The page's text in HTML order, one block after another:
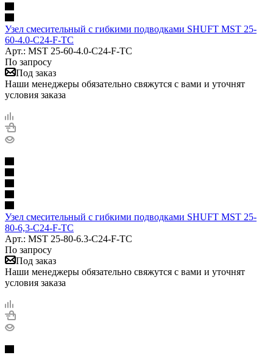
Узел смесительный с гибкими подводками SHUFT MST 25-
60-4.0-C24-F-TC
Арт.: MST 25-60-4.0-C24-F-TC
По запросу
Под заказ
Наши менеджеры обязательно свяжутся с вами и уточнят
условия заказа
Узел смесительный с гибкими подводками SHUFT MST 25-
80-6,3-C24-F-TC
Арт.: MST 25-80-6.3-C24-F-TC
По запросу
Под заказ
Наши менеджеры обязательно свяжутся с вами и уточнят
условия заказа